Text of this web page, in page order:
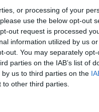
or processing of your
use the below opt-out
out request is processed
information utilized by us
out. You may separately
parties on the IAB’s list of
us to third parties on the
other third parties.
rekordą
taip žengdami į naują
konferencijoje Sietle,
į skirtingas pasaulio vietas
milijonų gigabaitų
100 […]